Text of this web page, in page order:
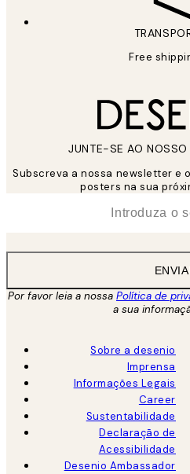
Free
JUNTE-SE AO NOSSO
Subscreva a nossa newsletter e
posters na sua
Por favor leia a nossa Política de
a sua
Sobre a desenio
Imprensa
Informações Legais
Career
Sustentabilidade
Declaração de
Acessibilidade
Desenio Ambassador